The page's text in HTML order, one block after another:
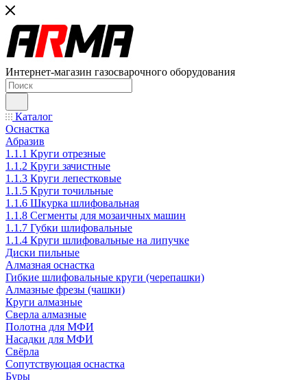
Интернет-магазин газосварочного оборудования
Каталог
Оснастка
Абразив
1.1.1 Круги отрезные
1.1.2 Круги зачистные
1.1.3 Круги лепестковые
1.1.5 Круги точильные
1.1.6 Шкурка шлифовальная
1.1.8 Сегменты для мозаичных машин
1.1.7 Губки шлифовальные
1.1.4 Круги шлифовальные на липучке
Диски пильные
Алмазная оснастка
Гибкие шлифовальные круги (черепашки)
Алмазные фрезы (чашки)
Круги алмазные
Сверла алмазные
Полотна для МФИ
Насадки для МФИ
Свёрла
Сопутствующая оснастка
Буры